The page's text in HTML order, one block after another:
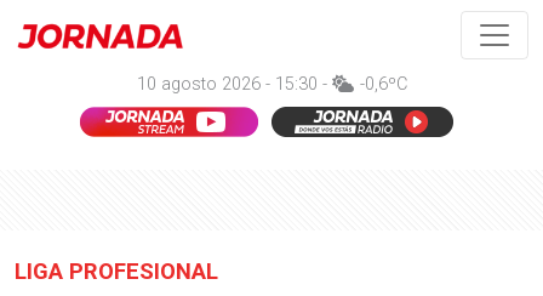
10 agosto 2026 - 15:30 - -0,6ºC
LIGA PROFESIONAL